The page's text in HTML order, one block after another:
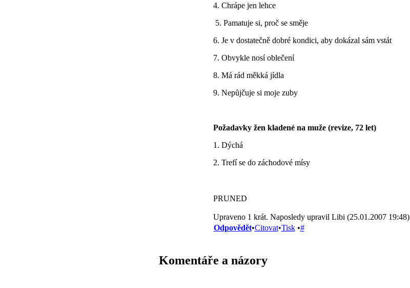
4. Chrápe jen lehce
5. Pamatuje si, proč se směje
6. Je v dostatečně dobré kondici, aby dokázal sám vstát
7. Obvykle nosí oblečení
8. Má rád měkká jídla
9. Nepůjčuje si moje zuby
Požadavky žen kladené na muže (revize, 72 let)
1. Dýchá
2. Trefí se do záchodové mísy
PRUNED
Upraveno 1 krát. Naposledy upravil Libi (25.01.2007 19:48)
Odpovědět•Citovat•Tisk•#
Komentáře a názory